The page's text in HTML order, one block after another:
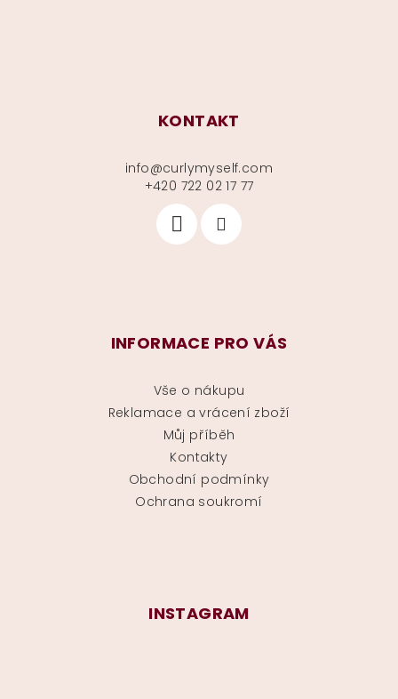
KONTAKT
info@curlymyself.com
+420 722 02 17 77
INFORMACE PRO VÁS
Vše o nákupu
Reklamace a vrácení zboží
Můj příběh
Kontakty
Obchodní podmínky
Ochrana soukromí
INSTAGRAM